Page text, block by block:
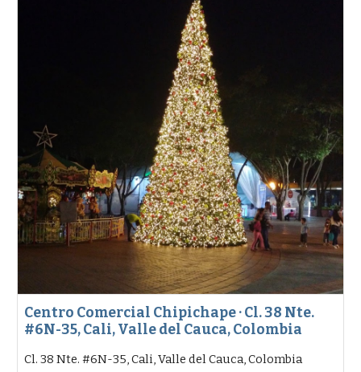
Centro Comercial Chipichape · Cl. 38 Nte.
#6N-35, Cali, Valle del Cauca, Colombia
Cl. 38 Nte. #6N-35, Cali, Valle del Cauca, Colombia